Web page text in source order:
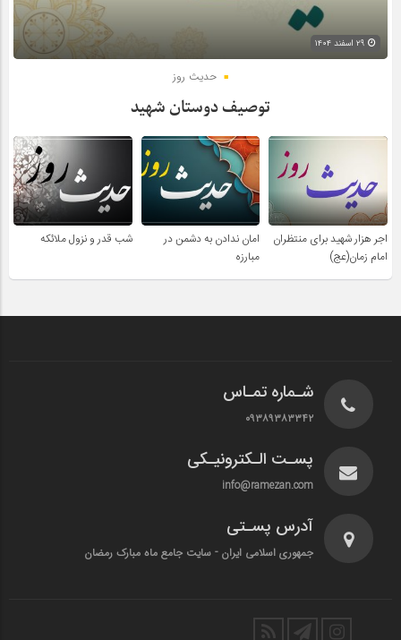
حدیث روز
توصیف دوستان شهید
اجر هزار شهید برای منتظران
امام زمان(عج)
امان ندادن به دشمن در
مبارزه
شب قدر و نزول ملائکه
شـماره تمـاس
۰۹۳۸۹۳۸۳۳۴۲
پسـت الـکترونیـکی
info@ramezan.com
آدرس پسـتی
جمهوری اسلامی ایران - سایت جامع ماه مبارک رمضان